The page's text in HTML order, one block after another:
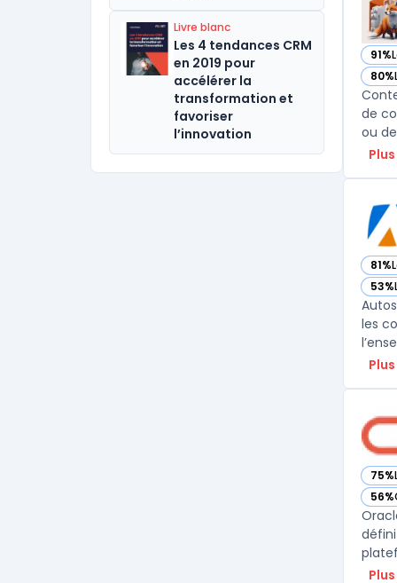
Livre blanc
Les 4 tendances CRM
en 2019 pour
accélérer la
transformation et
favoriser
l’innovation
91%
—
80%
—
de
ou
81%
—
53%
—
les
75%
—
56%
—